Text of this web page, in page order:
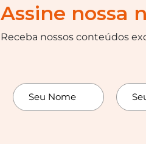
Assine nossa
Receba nossos conteúdos